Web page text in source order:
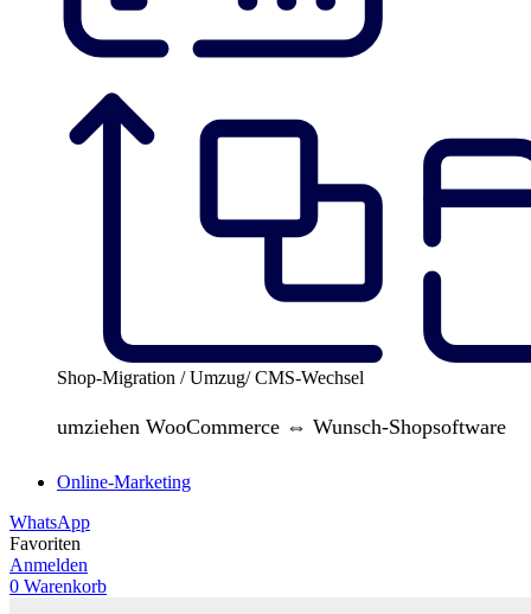
Shop-Migration / Umzug/ CMS-Wechsel
umziehen WooCommerce ⇔ Wunsch-Shopsoftware
Online-Marketing
WhatsApp
Favoriten
Anmelden
0 Warenkorb